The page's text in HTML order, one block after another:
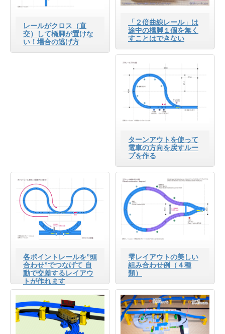
レールがクロス（直
交）して橋脚が置けな
い！場合の逃げ方
「２倍曲線レール」は
途中の橋脚１個を無く
すことはできない
ターンアウトを使って
電車の方向を戻すルー
プを作る
各ポイントレールを”頭
合わせ”でつなげて 自
動で交差するレイアウ
トが作れます
雫レイアウトの美しい
組み合わせ例（４種
類）